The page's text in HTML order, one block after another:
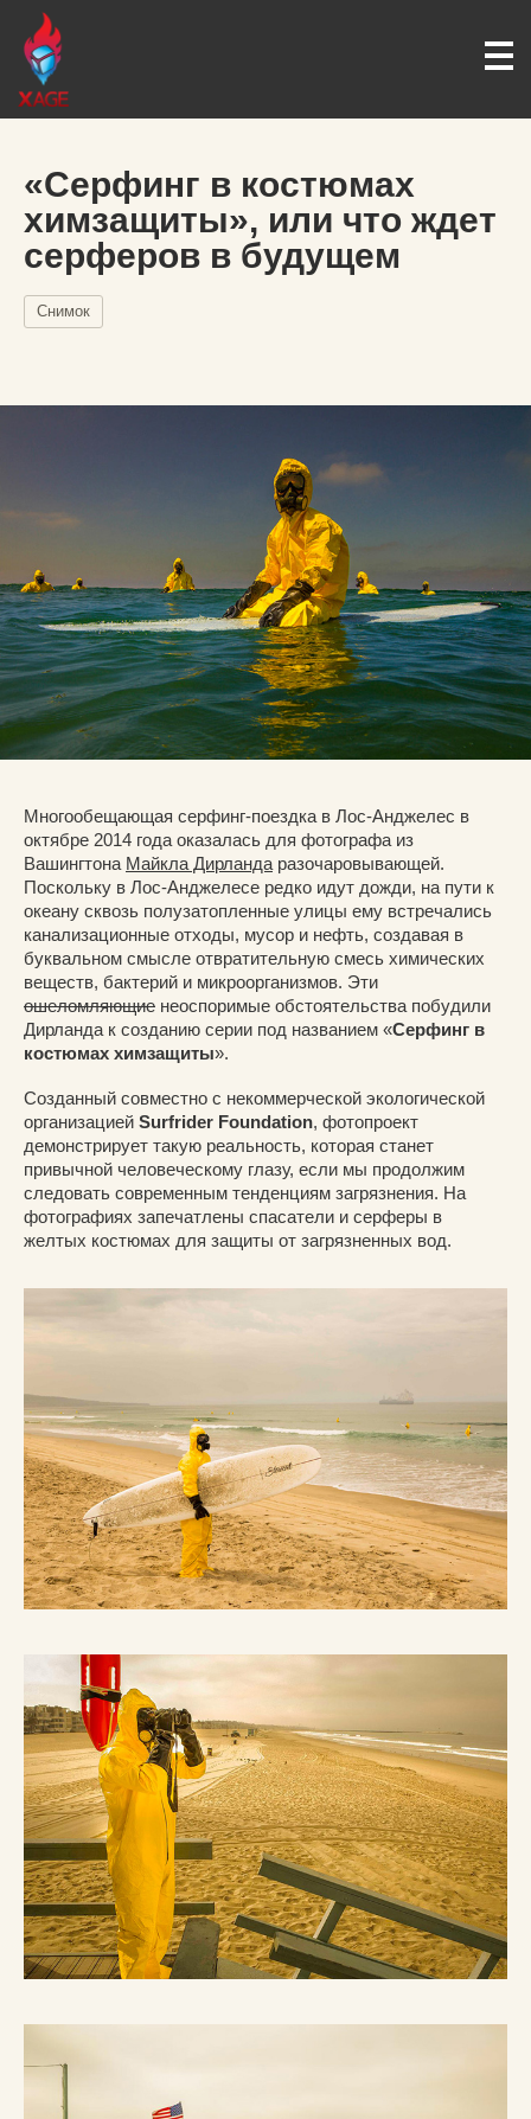
«Серфинг в костюмах
химзащиты», или что ждет
серферов в будущем
Снимок
Многообещающая серфинг-поездка в Лос-Анджелес в
октябре 2014 года оказалась для фотографа из
Вашингтона Майкла Дирланда разочаровывающей.
Поскольку в Лос-Анджелесе редко идут дожди, на пути к
океану сквозь полузатопленные улицы ему встречались
канализационные отходы, мусор и нефть, создавая в
буквальном смысле отвратительную смесь химических
веществ, бактерий и микроорганизмов. Эти
ошеломляющие неоспоримые обстоятельства побудили
Дирланда к созданию серии под названием «Серфинг в
костюмах химзащиты».
Созданный совместно с некоммерческой экологической
организацией Surfrider Foundation, фотопроект
демонстрирует такую реальность, которая станет
привычной человеческому глазу, если мы продолжим
следовать современным тенденциям загрязнения. На
фотографиях запечатлены спасатели и серферы в
желтых костюмах для защиты от загрязненных вод.